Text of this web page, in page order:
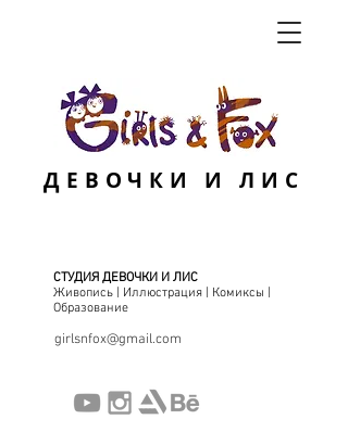
СТУДИЯ ДЕВОЧКИ И ЛИС
Живопись | Иллюстрация | Комиксы |
Образование
girlsnfox@gmail.com
ДЕВОЧКИ И ЛИС